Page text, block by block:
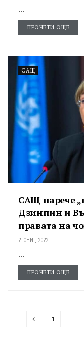
...
ПРОЧЕТИ ОЩЕ
САЩ
САЩ нарече
Дзинпин и
правата на
2 ЮНИ , 2022
...
ПРОЧЕТИ ОЩЕ
1 …